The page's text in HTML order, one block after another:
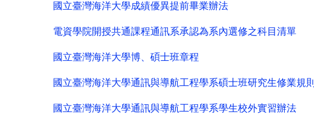
國立臺灣海洋大學成績優異提前畢業辦法
電資學院開授共通課程通訊系承認為系內選修之科目清單
國立臺灣海洋大學博、碩士班章程
國立臺灣海洋大學通訊與導航工程學系碩士班研究生修業規則
國立臺灣海洋大學通訊與導航工程學系學生校外實習辦法